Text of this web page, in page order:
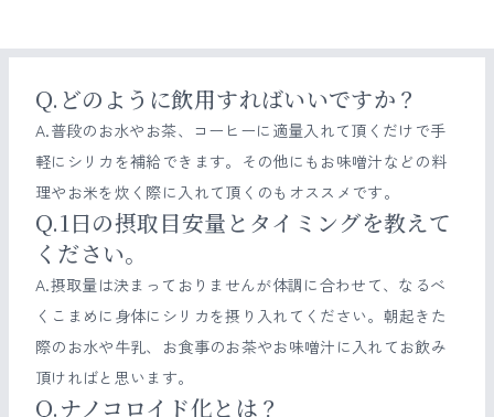
Q.どのように飲用すればいいですか？
A.普段のお水やお茶、コーヒーに適量入れて頂くだけで手
軽にシリカを補給できます。その他にもお味噌汁などの料
理やお米を炊く際に入れて頂くのもオススメです。
Q.1日の摂取目安量とタイミングを教えて
ください。
A.摂取量は決まっておりませんが体調に合わせて、なるべ
くこまめに身体にシリカを摂り入れてください。朝起きた
際のお水や牛乳、お食事のお茶やお味噌汁に入れてお飲み
頂ければと思います。
Q.ナノコロイド化とは？